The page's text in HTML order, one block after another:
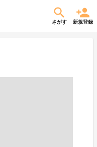
さがす 新規登録